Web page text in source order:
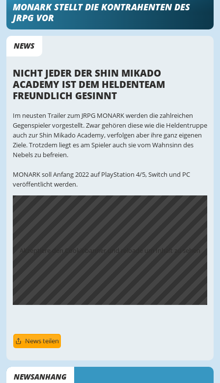
MONARK STELLT DIE KONTRAHENTEN DES
JRPG VOR
NEWS
NICHT JEDER DER SHIN MIKADO
ACADEMY IST DEM HELDENTEAM
FREUNDLICH GESINNT
Im neusten Trailer zum JRPG MONARK werden die zahlreichen
Gegenspieler vorgestellt. Zwar gehören diese wie die Heldentruppe
auch zur Shin Mikado Academy, verfolgen aber ihre ganz eigenen
Ziele. Trotzdem liegt es am Spieler auch sie vom Wahnsinn des
Nebels zu befreien.
MONARK soll Anfang 2022 auf PlayStation 4/5, Switch und PC
veröffentlicht werden.
Akzeptiere den Cookiebanner und reloade um Inhalt zu sehen
News teilen
NEWSANHANG